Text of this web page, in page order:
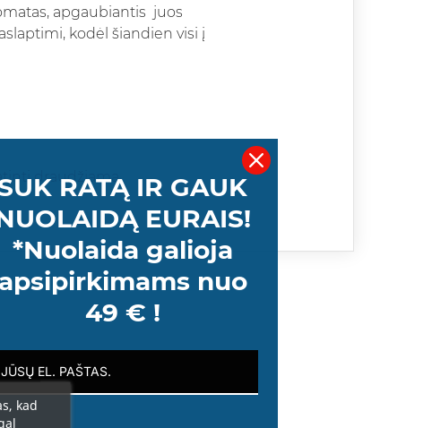
apgaubiantis juos
kodėl šiandien visi į
draudžiama.
kad
RATĄ IR GAUK
EURAIS!
*Nuolaida galioja
apsipirkimams nuo
49 € !